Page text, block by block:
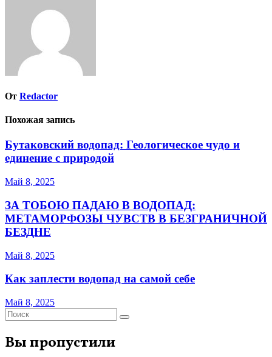
От Redactor
Похожая запись
Бутаковский водопад: Геологическое чудо и
единение с природой
Май 8, 2025
ЗА ТОБОЮ ПАДАЮ В ВОДОПАД:
МЕТАМОРФОЗЫ ЧУВСТВ В БЕЗГРАНИЧНОЙ
БЕЗДНЕ
Май 8, 2025
Как заплести водопад на самой себе
Май 8, 2025
Вы пропустили